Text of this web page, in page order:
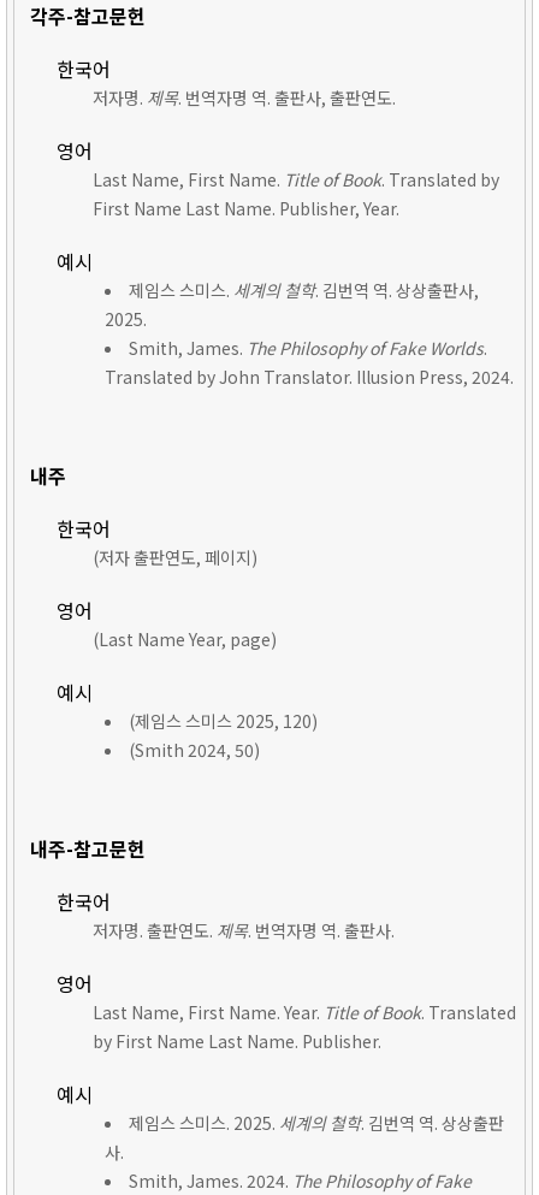
각주-참고문헌
한국어
저자명. 제목. 번역자명 역. 출판사, 출판연도.
영어
Last Name, First Name. Title of Book. Translated by
First Name Last Name. Publisher, Year.
예시
제임스 스미스. 세계의 철학. 김번역 역. 상상출판사,
2025.
Smith, James. The Philosophy of Fake Worlds.
Translated by John Translator. Illusion Press, 2024.
내주
한국어
(저자 출판연도, 페이지)
영어
(Last Name Year, page)
예시
(제임스 스미스 2025, 120)
(Smith 2024, 50)
내주-참고문헌
한국어
저자명. 출판연도. 제목. 번역자명 역. 출판사.
영어
Last Name, First Name. Year. Title of Book. Translated
by First Name Last Name. Publisher.
예시
제임스 스미스. 2025. 세계의 철학. 김번역 역. 상상출판
사.
Smith, James. 2024. The Philosophy of Fake